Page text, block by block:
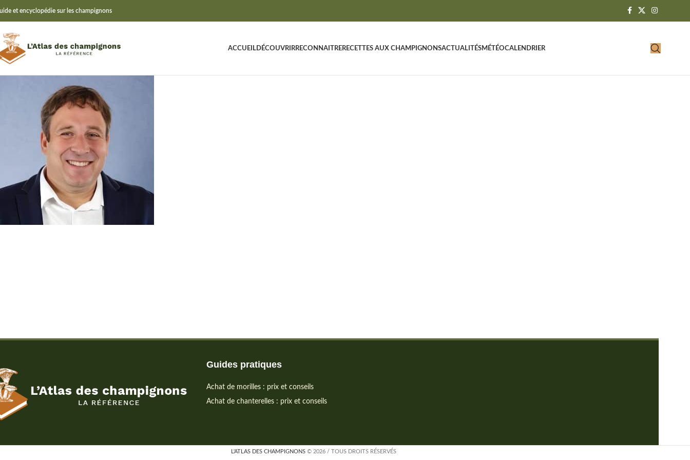
et encyclopédie sur les champignons
ACCUEIL DÉCOUVRIRRECONNAITRERECETTES AUX CHAMPIGNONSACTUALITÉSMÉTÉOCALENDRIER
Guides pratiques
Achat de morilles : prix et conseils
Achat de chanterelles : prix et conseils
L'ATLAS DES CHAMPIGNONS © 2026 / TOUS DROITS RÉSERVÉS